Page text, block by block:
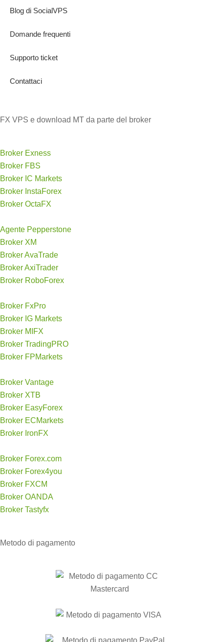
Blog di SocialVPS
Domande frequenti
Supporto ticket
Contattaci
FX VPS e download MT da parte del broker
Broker Exness
Broker FBS
Broker IC Markets
Broker InstaForex
Broker OctaFX
Agente Pepperstone
Broker XM
Broker AvaTrade
Broker AxiTrader
Broker RoboForex
Broker FxPro
Broker IG Markets
Broker MIFX
Broker TradingPRO
Broker FPMarkets
Broker Vantage
Broker XTB
Broker EasyForex
Broker ECMarkets
Broker IronFX
Broker Forex.com
Broker Forex4you
Broker FXCM
Broker OANDA
Broker Tastyfx
Metodo di pagamento